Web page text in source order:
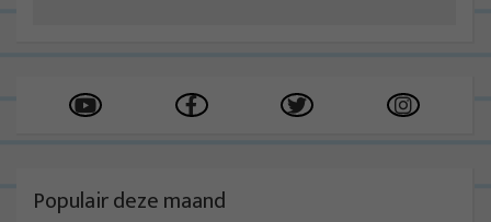
Populair deze maand